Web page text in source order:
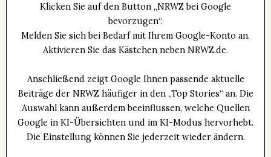
Klicken Sie auf den Button „NRWZ bei Google
bevorzugen“.
Melden Sie sich bei Bedarf mit Ihrem Google-Konto an.
Aktivieren Sie das Kästchen neben NRWZ.de.
Anschließend zeigt Google Ihnen passende aktuelle
Beiträge der NRWZ häufiger in den „Top Stories“ an. Die
Auswahl kann außerdem beeinflussen, welche Quellen
Google in KI-Übersichten und im KI-Modus hervorhebt.
Die Einstellung können Sie jederzeit wieder ändern.